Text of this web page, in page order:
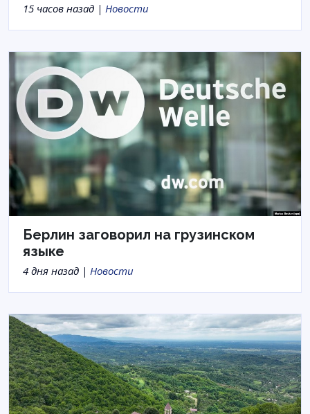
15 часов назад | Новости
Берлин заговорил на грузинском
языке
4 дня назад | Новости